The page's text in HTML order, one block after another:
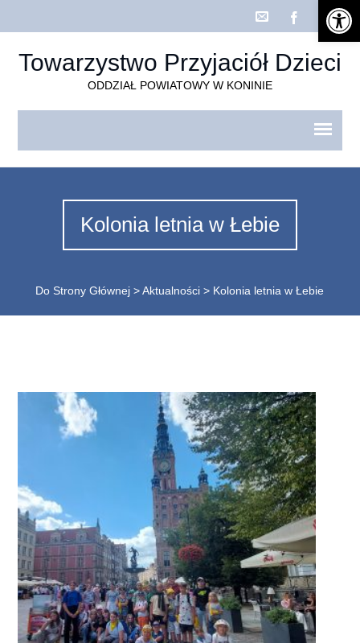
Towarzystwo Przyjaciół Dzieci
ODDZIAŁ POWIATOWY W KONINIE
Kolonia letnia w Łebie
Do Strony Głównej >Aktualności > Kolonia letnia w Łebie